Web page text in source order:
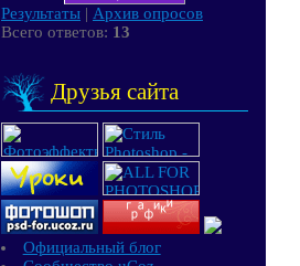
Результаты | Архив опросов
Всего ответов: 13
Друзья сайта
Официальный блог